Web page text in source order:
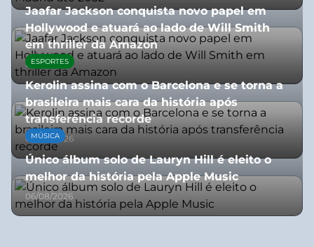
Jaafar Jackson conquista novo papel em
Hollywood e atuará ao lado de Will Smith
em thriller da Amazon
06/08/2026
ESPORTES
Kerolin assina com o Barcelona e se torna a
brasileira mais cara da história após
transferência recorde
04/08/2026
MÚSICA
Único álbum solo de Lauryn Hill é eleito o
melhor da história pela Apple Music
06/08/2026